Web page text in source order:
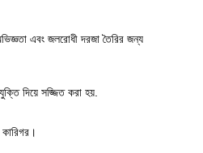
এবং জলরোধী দরজা তৈরির জন্য
দিয়ে সজ্জিত করা হয়.